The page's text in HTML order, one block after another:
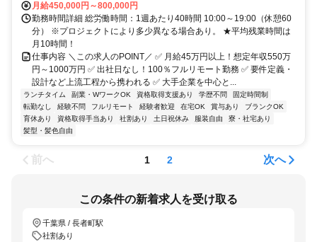
月給450,000円～800,000円
勤務時間詳細 総労働時間：1週あたり40時間 10:00～19:00（休憩60
分） ※プロジェクトにより多少異なる場合あり。 ★平均残業時間は
月10時間！
仕事内容 ＼この求人のPOINT／ ✅ 月給45万円以上！想定年収550万
円～1000万円 ✅ 出社日なし！100％フルリモート勤務 ✅ 要件定義・
設計など上流工程から携われる ✅ 大手企業を中心と...
ランチタイム 副業・WワークOK 資格取得支援あり 学歴不問
固定時間制
転勤なし
経験不問 フルリモート 経験者歓迎 在宅OK 賞与あり
ブランクOK
育休あり
資格取得手当あり 社割あり 土日祝休み 服装自由
寮・社宅あり
髪型・髪色自由
前へ 1 2 次へ
この条件の新着求人を受け取る
千葉県 / 長者町駅
社割あり